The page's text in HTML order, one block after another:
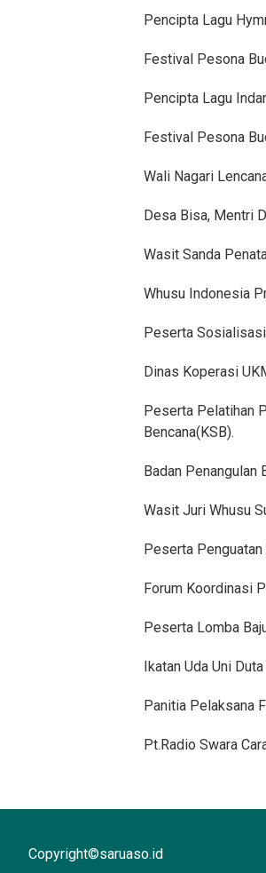
Pencipta Lagu
Festival Pesona
Pencipta Lagu
Festival Pesona
Wali Nagari
Desa Bisa, Mentri
Wasit Sanda
Whusu Indonesia
Peserta Sosialisasi
Dinas Koperasi
Peserta Pelatihan
Bencana(KSB).
Badan Penangulan
Wasit Juri Whusu
Peserta Penguatan
Forum Koordinasi
Peserta Lomba
Ikatan Uda Uni
Panitia Pelaksana
Pt.Radio Swara
Copyright©saruaso.id